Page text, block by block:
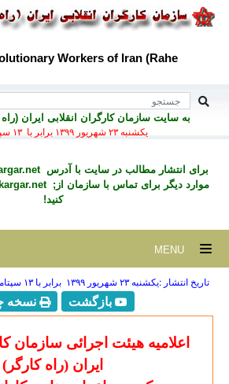
Workers of Iran (Rahe
به سايت سازمان کارگران انقلابی ايران
يكشنبه ۲۳ شهريور ۱۳۹۹ برابر با ۱۳ سپتامبر ۲۰۲۰
برای انتشار مطالب در سايت با آدرس
موارد ديگر برای تماس با سازمان از;
کنید!
تاریخ انتشار :يكشنبه ۲۳ شهريور ۱۳۹۹ برابر با ۱۳ سپتامبر ۲۰۲۰
بازگشت نسخه
اعلامیه هیئت اجرائی سازمان
ایران (راه کارگر)